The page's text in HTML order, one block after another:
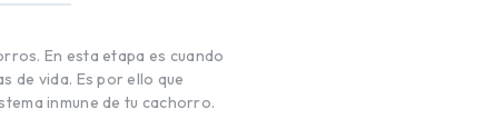
En esta etapa es cuando
de vida. Es por ello que
inmune de tu cachorro.